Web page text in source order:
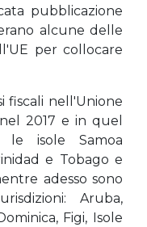
pubblicazione
alcune delle
per collocare
fiscali nell'Unione
2017 e in quel
le isole Samoa
e Tobago e
adesso sono
Aruba,
Figi, Isole